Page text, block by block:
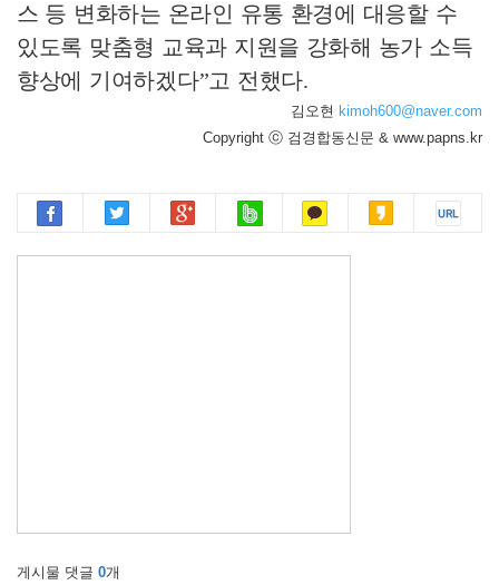
스 등 변화하는 온라인 유통 환경에 대응할 수
있도록 맞춤형 교육과 지원을 강화해 농가 소득
향상에 기여하겠다”고 전했다.
김오현 kimoh600@naver.com
Copyright ⓒ 검경합동신문 & www.papns.kr
게시물 댓글 0개